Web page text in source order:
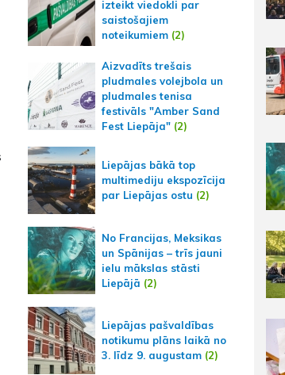
izteikt viedokli par
saistošajiem
noteikumiem (2)
Aizvadīts trešais
pludmales volejbola un
pludmales tenisa
festivāls "Amber Sand
Fest Liepāja"(2)
Liepājas bākā top
multimediju ekspozīcija
par Liepājas ostu (2)
No Francijas, Meksikas
un Spānijas – trīs jauni
ielu mākslas stāsti
Liepājā (2)
Liepājas pašvaldības
notikumu plāns laikā no
3. līdz 9. augustam(2)